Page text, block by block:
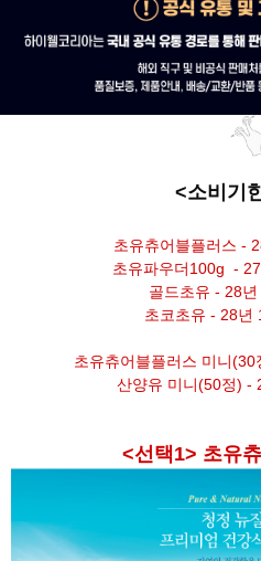
<소비기
초유츄어블플러스 -
초유파우더100g -
골드초유 - 28
초코초유 - 28년
초유츄어블플러스 미니
산양유 미니(50정) -
<선택1> 초유